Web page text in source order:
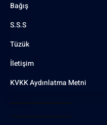
Bağış
S.S.S
Tüzük
İletişim
KVKK Aydınlatma Metni